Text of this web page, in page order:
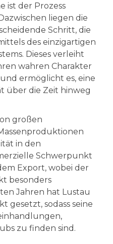
ist der Prozess
liegen die
Schritt, die
des einzigartigen
Dieses verleiht
wahren Charakter
ermöglicht es, eine
über die Zeit hinweg
großen
in den
Schwerpunkt
Export, wobei der
besonders
Jahren hat Lustau
gesetzt, sodass seine
zu finden sind.